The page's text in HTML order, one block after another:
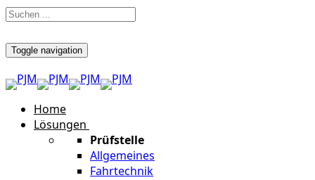
Toggle navigation
Home
Lösungen
Prüfstelle
Allgemeines
Fahrtechnik